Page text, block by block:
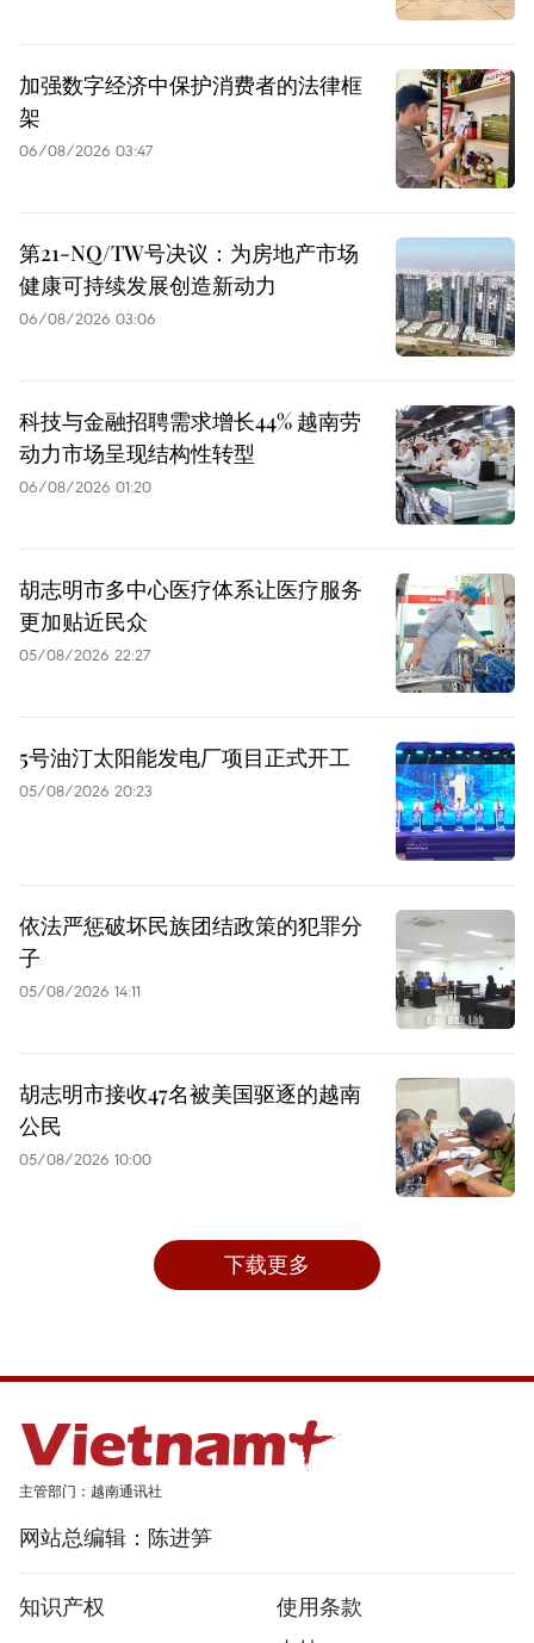
加强数字经济中保护消费者的法律框
架
06/08/2026 03:47
第21-NQ/TW号决议：为房地产市场
健康可持续发展创造新动力
06/08/2026 03:06
科技与金融招聘需求增长44% 越南劳
动力市场呈现结构性转型
06/08/2026 01:20
胡志明市多中心医疗体系让医疗服务
更加贴近民众
05/08/2026 22:27
5号油汀太阳能发电厂项目正式开工
05/08/2026 20:23
依法严惩破坏民族团结政策的犯罪分
子
05/08/2026 14:11
胡志明市接收47名被美国驱逐的越南
公民
05/08/2026 10:00
下载更多
主管部门：越南通讯社
网站总编辑：陈进笋
知识产权
使用条款